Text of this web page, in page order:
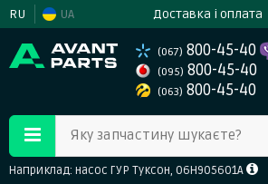
RU UA Доставка і оплата
(067) 800-45-40
(095) 800-45-40
(063) 800-45-40
Яку запчастину шукаєте?
Наприклад: насос ГУР Туксон, 06H905601A